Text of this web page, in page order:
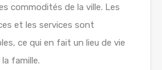
commodités de la ville. Les
et les services sont
ce qui en fait un lieu de vie
famille.